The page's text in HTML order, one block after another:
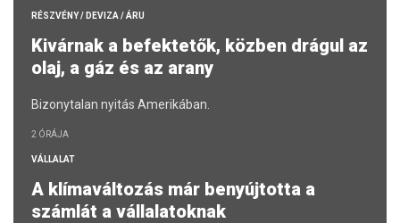
RÉSZVÉNY / DEVIZA / ÁRU
Kivárnak a befektetők, közben drágul az
olaj, a gáz és az arany
Bizonytalan nyitás Amerikában.
2 ÓRÁJA
VÁLLALAT
A klímaváltozás már benyújtotta a
számlát a vállalatoknak